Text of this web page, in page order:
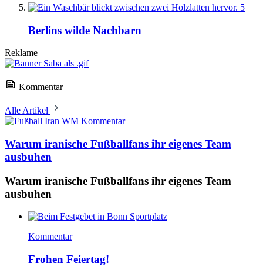
5
Berlins wilde Nachbarn
Reklame
Kommentar
Alle Artikel
Kommentar
Warum iranische Fußballfans ihr eigenes Team
ausbuhen
Warum iranische Fußballfans ihr eigenes Team
ausbuhen
Kommentar
Frohen Feiertag!